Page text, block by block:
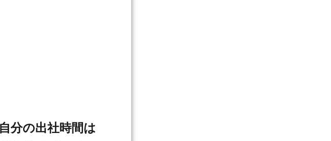
分の出社時間は